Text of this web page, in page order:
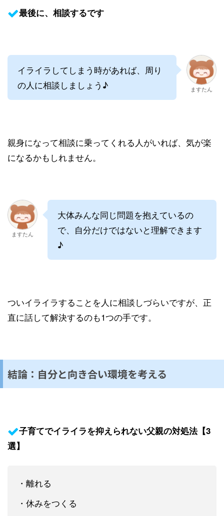
最後に、相談するです
イライラしてしまう時があれば、周り
の人に相談しましょう♪
ますたん
親身になって相談に乗ってくれる人がいれば、気が楽
になるかもしれません。
ますたん
大体みんな同じ問題を抱えているの
で、自分だけではないと理解できます
♪
ついイライラすることを人に相談しづらいですが、正
直に話して解決するのも1つの手です。
結論：自分と向き合い環境を考える
子育てでイライラを抑えられない父親の対処法【3
選】
・離れる
・休みをつくる